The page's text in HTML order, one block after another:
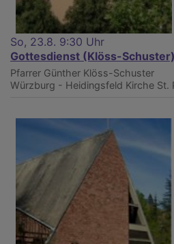
So, 23.8. 9:30 Uhr
Gottesdienst (Klöss-Schuster)
Pfarrer Günther Klöss-Schuster
Würzburg - Heidingsfeld Kirche St.